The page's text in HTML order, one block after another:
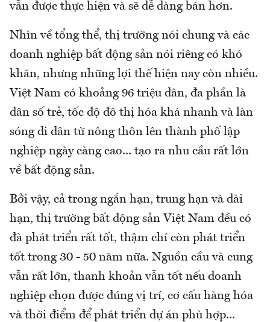
vẫn được thực hiện và sẽ dễ dàng bán hơn.
Nhìn về tổng thể, thị trường nói chung và các
doanh nghiệp bất động sản nói riêng có khó
khăn, nhưng những lợi thế hiện nay còn nhiều.
Việt Nam có khoảng 96 triệu dân, đa phần là
dân số trẻ, tốc độ đô thị hóa khá nhanh và làn
sóng di dân từ nông thôn lên thành phố lập
nghiệp ngày càng cao... tạo ra nhu cầu rất lớn
về bất động sản.
Bởi vậy, cả trong ngắn hạn, trung hạn và dài
hạn, thị trường bất động sản Việt Nam đều có
đà phát triển rất tốt, thậm chí còn phát triển
tốt trong 30 - 50 năm nữa. Nguồn cầu và cung
vẫn rất lớn, thanh khoản vẫn tốt nếu doanh
nghiệp chọn được đúng vị trí, cơ cấu hàng hóa
và thời điểm để phát triển dự án phù hợp...